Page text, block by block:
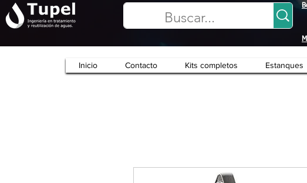
Inicio Contacto Kits completos Estanques